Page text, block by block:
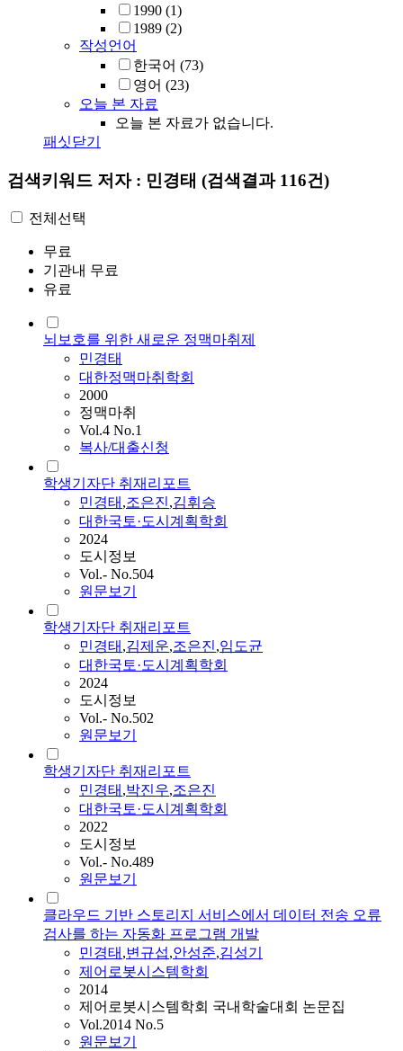
1990 (1)
1989 (2)
작성언어
한국어 (73)
영어 (23)
오늘 본 자료
오늘 본 자료가 없습니다.
패싯닫기
검색키워드 저자 : 민경태 (검색결과 116건)
전체선택
무료
기관내 무료
유료
뇌보호를 위한 새로운 정맥마취제
민경태
대한정맥마취학회
2000
정맥마취
Vol.4 No.1
복사/대출신청
학생기자단 취재리포트
민경태 ,조은진,김휘승
대한국토·도시계획학회
2024
도시정보
Vol.- No.504
원문보기
학생기자단 취재리포트
민경태 ,김제운,조은진,임도균
대한국토·도시계획학회
2024
도시정보
Vol.- No.502
원문보기
학생기자단 취재리포트
민경태 ,박진우,조은진
대한국토·도시계획학회
2022
도시정보
Vol.- No.489
원문보기
클라우드 기반 스토리지 서비스에서 데이터 전송 오류
검사를 하는 자동화 프로그램 개발
민경태 ,변규섭,안성준,김성기
제어로봇시스템학회
2014
제어로봇시스템학회 국내학술대회 논문집
Vol.2014 No.5
원문보기